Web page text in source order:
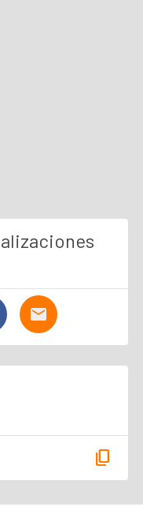
content_copy